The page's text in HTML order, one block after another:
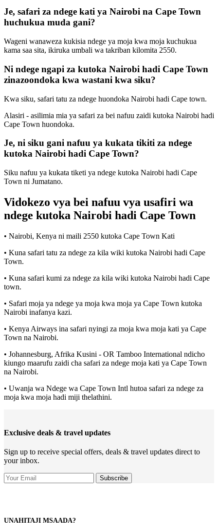
Je, safari za ndege kati ya Nairobi na Cape Town
huchukua muda gani?
Wageni wanaweza kukisia ndege ya moja kwa moja kuchukua
kama saa sita, ikiruka umbali wa takriban kilomita 2550.
Ni ndege ngapi za kutoka Nairobi hadi Cape Town
zinazoondoka kwa wastani kwa siku?
Kwa siku, safari tatu za ndege huondoka Nairobi hadi Cape town.
Alasiri - asilimia mia ya safari za bei nafuu zaidi kutoka Nairobi hadi
Cape Town huondoka.
Je, ni siku gani nafuu ya kukata tikiti za ndege
kutoka Nairobi hadi Cape Town?
Siku nafuu ya kukata tiketi ya ndege kutoka Nairobi hadi Cape
Town ni Jumatano.
Vidokezo vya bei nafuu vya usafiri wa
ndege kutoka Nairobi hadi Cape Town
• Nairobi, Kenya ni maili 2550 kutoka Cape Town Kati
• Kuna safari tatu za ndege za kila wiki kutoka Nairobi hadi Cape
Town.
• Kuna safari kumi za ndege za kila wiki kutoka Nairobi hadi Cape
town.
• Safari moja ya ndege ya moja kwa moja ya Cape Town kutoka
Nairobi inafanya kazi.
• Kenya Airways ina safari nyingi za moja kwa moja kati ya Cape
Town na Nairobi.
• Johannesburg, Afrika Kusini - OR Tamboo International ndicho
kiungo maarufu zaidi cha safari za ndege moja kati ya Cape Town
na Nairobi.
• Uwanja wa Ndege wa Cape Town Intl hutoa safari za ndege za
moja kwa moja hadi miji thelathini.
Exclusive deals & travel updates
Sign up to receive special offers, deals & travel updates direct to
your inbox.
UNAHITAJI MSAADA?